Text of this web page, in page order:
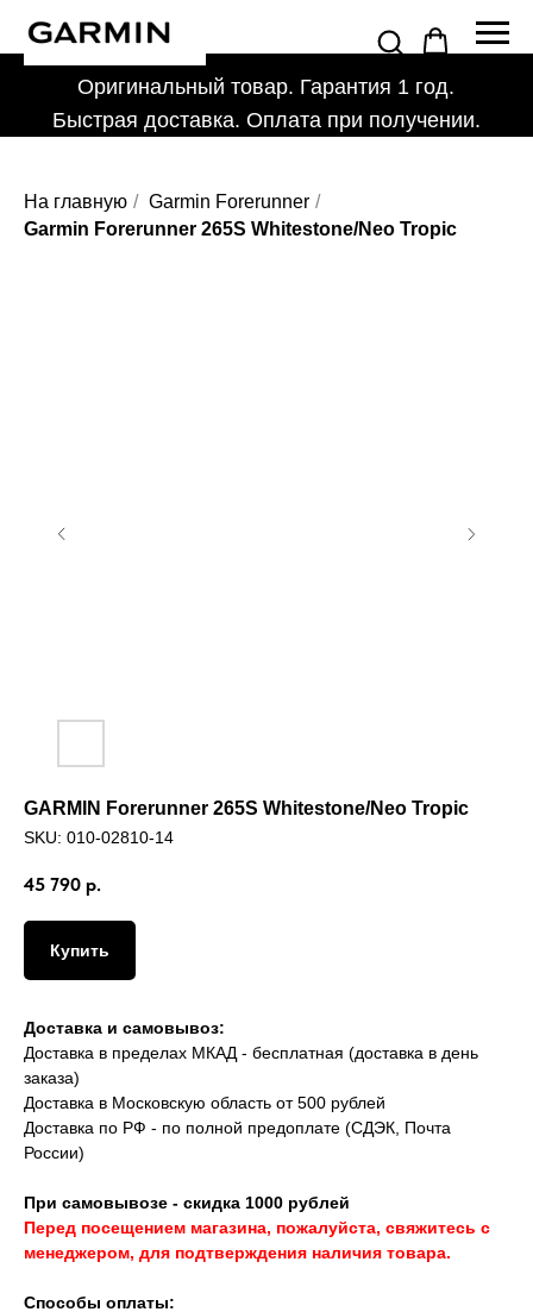
Оригинальный товар. Гарантия 1 год.
Быстрая доставка. Оплата при получении.
На главную / Garmin Forerunner /
Garmin Forerunner 265S Whitestone/Neo Tropic
GARMIN Forerunner 265S Whitestone/Neo Tropic
SKU: 010-02810-14
45 790 р.
Купить
Доставка и самовывоз:
Доставка в пределах МКАД - бесплатная (доставка в день
заказа)
Доставка в Московскую область от 500 рублей
Доставка по РФ - по полной предоплате (СДЭК, Почта
России)
При самовывозе - скидка 1000 рублей
Перед посещением магазина, пожалуйста, свяжитесь с
менеджером, для подтверждения наличия товара.
Способы оплаты: